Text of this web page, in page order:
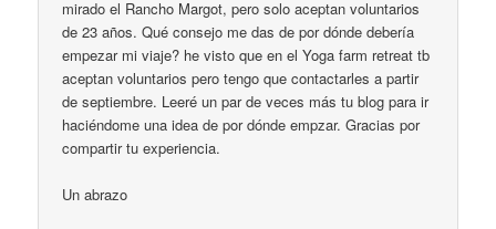
mirado el Rancho Margot, pero solo aceptan voluntarios
de 23 años. Qué consejo me das de por dónde debería
empezar mi viaje? he visto que en el Yoga farm retreat tb
aceptan voluntarios pero tengo que contactarles a partir
de septiembre. Leeré un par de veces más tu blog para ir
haciéndome una idea de por dónde empzar. Gracias por
compartir tu experiencia.
Un abrazo